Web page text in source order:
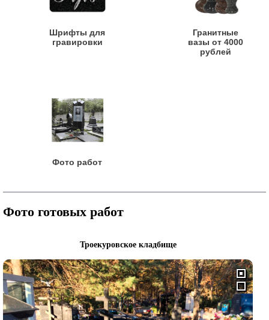
Шрифты для
гравировки
Гранитные
вазы от 4000
рублей
Фото работ
Фото готовых работ
Троекуровское кладбище